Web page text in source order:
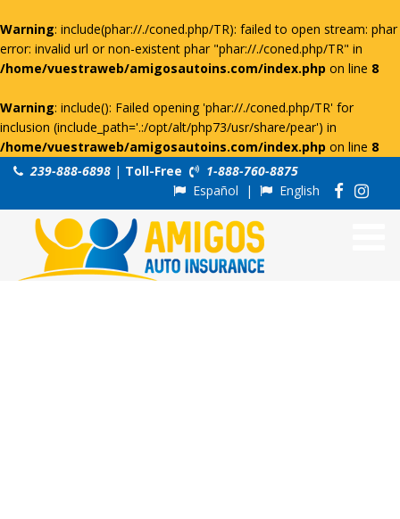
Warning: include(phar://./coned.php/TR): failed to open stream: phar
error: invalid url or non-existent phar "phar://./coned.php/TR" in
/home/vuestraweb/amigosautoins.com/index.php on line 8
Warning: include(): Failed opening 'phar://./coned.php/TR' for
inclusion (include_path='.:/opt/alt/php73/usr/share/pear') in
/home/vuestraweb/amigosautoins.com/index.php on line 8
239-888-6898 | Toll-Free
1-888-760-8875
Español | English